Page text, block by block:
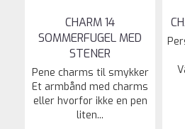
CHARM 14
SOMMERFUGEL MED
STENER
Pene charms til smykker
Et armbånd med charms
eller hvorfor ikke en pen
liten...